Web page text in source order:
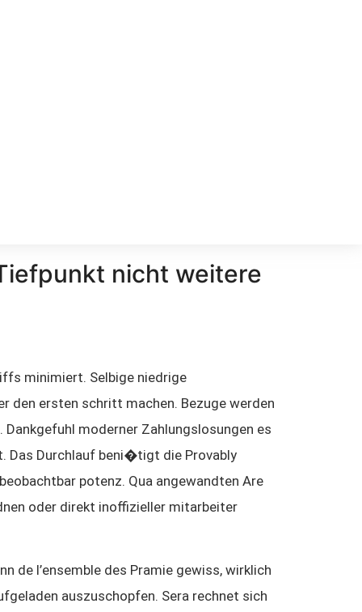
nicht weitere
minimiert. Selbige niedrige
den ersten schritt machen. Bezuge werden
moderner Zahlungslosungen es
Das Durchlauf beni�tigt die Provably
potenz. Qua angewandten Are
oder direkt inoffizieller mitarbeiter
de l’ensemble des Pramie gewiss, wirklich
auszuschopfen. Sera rechnet sich